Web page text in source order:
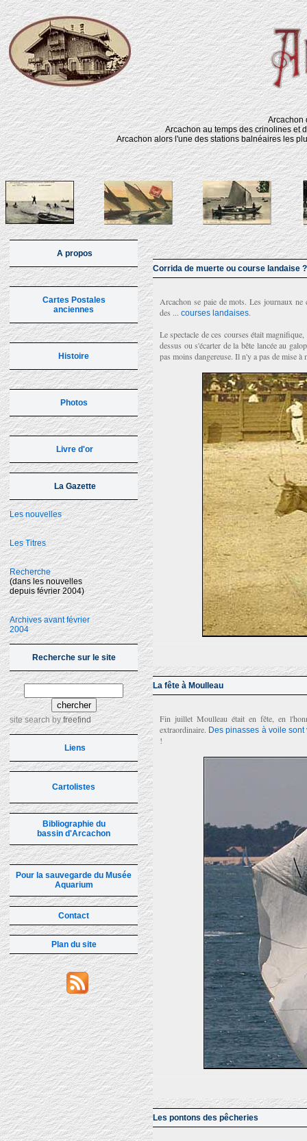
Arcachon
Arcachon au temps des crinolines et
Arcachon alors l'une des stations balnéaires les
A propos
Cartes Postales
anciennes
Histoire
Photos
Livre d'or
La Gazette
Les nouvelles
Les Titres
Recherche
(dans les nouvelles
depuis février 2004)
Archives avant février
2004
Recherche sur le site
site searchbyfreefind
Liens
Cartolistes
Bibliographie du
bassin d'Arcachon
Pour la sauvegarde du Musée
Aquarium
Contact
Plan du site
Corrida de muerte ou course landaise ?
Arcachon se paie de mots. Les journaux ne
des ... courses landaises.
Le spectacle de ces courses était
dessus ou s'écarter de la bête lancée au
pas moins dangereuse. Il n'y a pas de mise à
La fête à Moulleau
Fin juillet Moulleau était en fête, en
extraordinaire. Des pinasses à voile
!
Les pontons des pêcheries